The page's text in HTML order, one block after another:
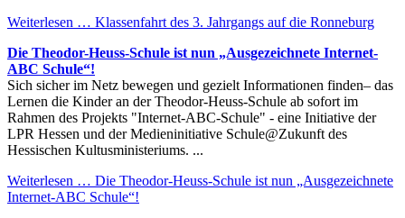
Weiterlesen … Klassenfahrt des 3. Jahrgangs auf die Ronneburg
Die Theodor-Heuss-Schule ist nun „Ausgezeichnete Internet-
ABC Schule“!
Sich sicher im Netz bewegen und gezielt Informationen finden– das
Lernen die Kinder an der Theodor-Heuss-Schule ab sofort im
Rahmen des Projekts "Internet-ABC-Schule" - eine Initiative der
LPR Hessen und der Medieninitiative Schule@Zukunft des
Hessischen Kultusministeriums. ...
Weiterlesen … Die Theodor-Heuss-Schule ist nun „Ausgezeichnete
Internet-ABC Schule“!